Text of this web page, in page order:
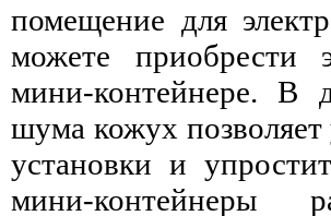
помещение для
можете приобрести
мини-контейнере. В
шума кожух
установки и
мини-контейнеры